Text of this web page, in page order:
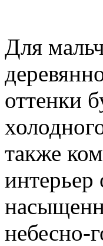
Для
оттенки
также
небесно-